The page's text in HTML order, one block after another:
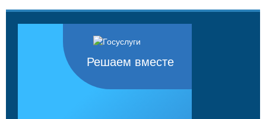
Решаем вместе